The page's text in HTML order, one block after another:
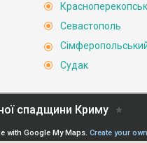
Севастополь
Судак